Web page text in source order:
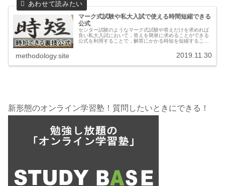
マーク式試験や私大入試で使える時間短縮できる
公式
センター試験のようなマーク式試験や答えだけを求めれば
良い私大入試において，答えを簡単に求めることができる
公式を利用することで，解答にかかる時短を短縮すること
methodology.site 2019.11.30
新形態のオンライン学習塾！質問したいときにできる！